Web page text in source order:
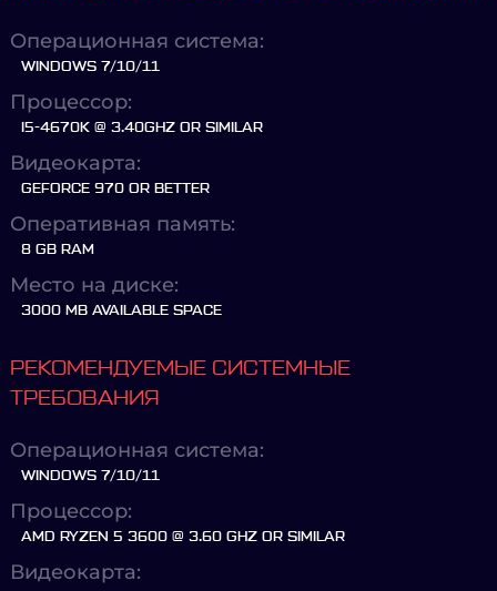
Операционная система:
WINDOWS 7/10/11
Процессор:
I5-4670K @ 3.40GHZ OR SIMILAR
Видеокарта:
GEFORCE 970 OR BETTER
Оперативная память:
8 GB RAM
Место на диске:
3000 MB AVAILABLE SPACE
РЕКОМЕНДУЕМЫЕ СИСТЕМНЫЕ
ТРЕБОВАНИЯ
Операционная система:
WINDOWS 7/10/11
Процессор:
AMD RYZEN 5 3600 @ 3.60 GHZ OR SIMILAR
Видеокарта: